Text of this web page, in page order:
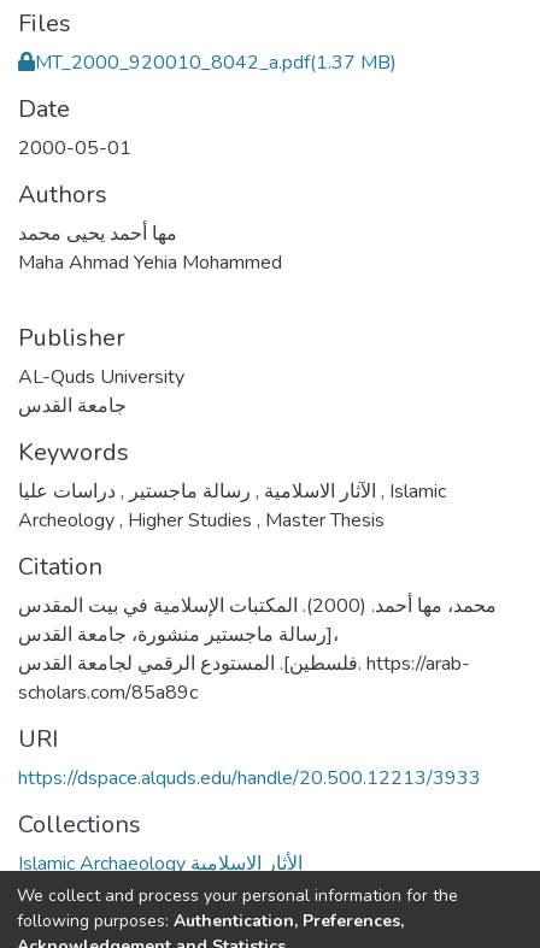
Files
MT_2000_920010_8042_a.pdf(1.37 MB)
Date
2000-05-01
Authors
مها أحمد يحيى محمد
Maha Ahmad Yehia Mohammed
Publisher
AL-Quds University
جامعة القدس
Keywords
الآثار الاسلامية , رسالة ماجستير , , Islamic
Archeology, Higher Studies , Master Thesis
Citation
محمد، مها أحمد. (2000). المكتبات الإسلامية في بيت المقدس
[رسالة ماجستير منشورة، جامعة القدس،
فلسطين]. المستودع الرقمي لجامعة القدس. https://arab-
scholars.com/85a89c
URI
https://dspace.alquds.edu/handle/20.500.12213/3933
Collections
Islamic Archaeology الأثار الاسلامية
Full item page
We collect and process your personal information for the
following purposes: Authentication, Preferences,